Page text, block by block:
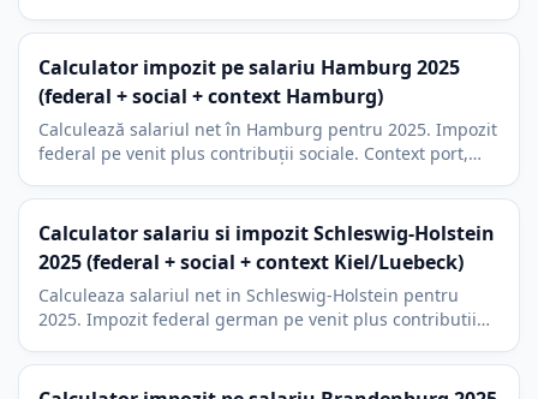
bisericesc.
Calculator impozit pe salariu Hamburg 2025
(federal + social + context Hamburg)
Calculează salariul net în Hamburg pentru 2025. Impozit
federal pe venit plus contribuții sociale. Context port,
Calculator salariu si impozit Schleswig-Holstein
2025 (federal + social + context Kiel/Luebeck)
Calculeaza salariul net in Schleswig-Holstein pentru
2025. Impozit federal german pe venit plus contributii